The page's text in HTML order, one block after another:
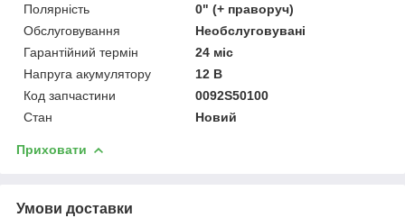
Полярність
0" (+ праворуч)
Обслуговування
Необслуговувані
Гарантійний термін
24 міс
Напруга акумулятору
12 В
Код запчастини
0092S50100
Стан
Новий
Приховати
Умови доставки